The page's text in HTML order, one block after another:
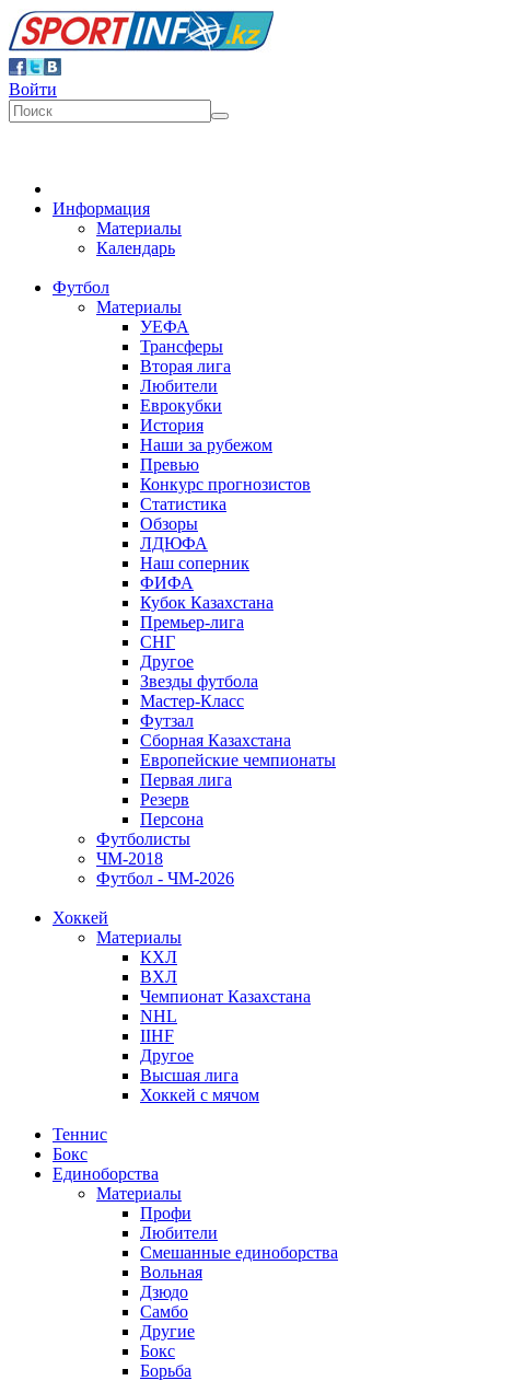
Войти
Информация
Материалы
Календарь
Футбол
Материалы
УЕФА
Трансферы
Вторая лига
Любители
Еврокубки
История
Наши за рубежом
Превью
Конкурс прогнозистов
Статистика
Обзоры
ЛДЮФА
Наш соперник
ФИФА
Кубок Казахстана
Премьер-лига
СНГ
Другое
Звезды футбола
Мастер-Класс
Футзал
Сборная Казахстана
Европейские чемпионаты
Первая лига
Резерв
Персона
Футболисты
ЧМ-2018
Футбол - ЧМ-2026
Хоккей
Материалы
КХЛ
ВХЛ
Чемпионат Казахстана
NHL
IIHF
Другое
Высшая лига
Хоккей с мячом
Теннис
Бокс
Единоборства
Материалы
Профи
Любители
Смешанные единоборства
Вольная
Дзюдо
Самбо
Другие
Бокс
Борьба